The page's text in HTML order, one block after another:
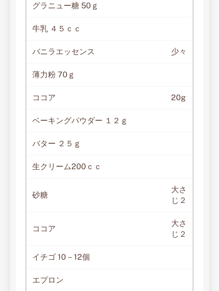
グラニュー糖 50ｇ
牛乳 ４５ｃｃ
バニラエッセンス 少々
薄力粉 70ｇ
ココア 20g
ベーキングパウダー １２ｇ
バター ２５ｇ
生クリーム200ｃｃ
砂糖
大さ
じ２
ココア
大さ
じ２
イチゴ 10－12個
エプロン